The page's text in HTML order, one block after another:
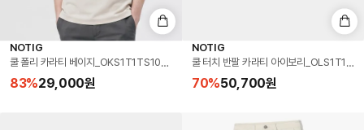
NOTIG
쿨 폴리 카라티 베이지_OKS1T1TS104I1
83%29,000원
NOTIG
쿨 터치 반팔 카라티 아이보리
70%50,700원